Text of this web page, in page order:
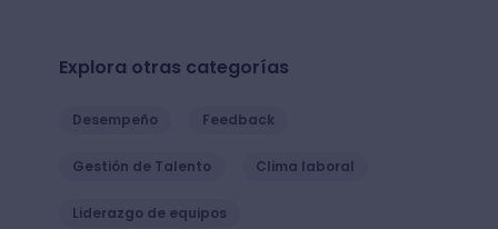
Explora otras categorías
Desempeño Feedback
Gestión de Talento Clima laboral
Liderazgo de equipos